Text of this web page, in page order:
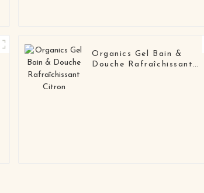
Organics Gel Bain &
Douche Rafraîchissant